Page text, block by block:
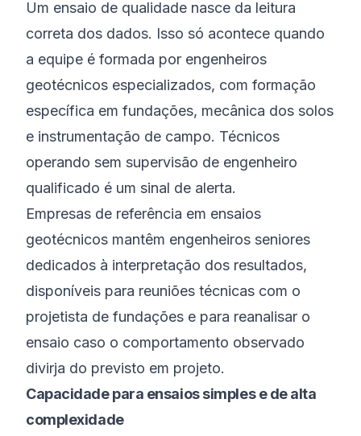
Um ensaio de qualidade nasce da leitura
correta dos dados. Isso só acontece quando
a equipe é formada por engenheiros
geotécnicos especializados, com formação
específica em fundações, mecânica dos solos
e instrumentação de campo. Técnicos
operando sem supervisão de engenheiro
qualificado é um sinal de alerta.
Empresas de referência em ensaios
geotécnicos mantêm engenheiros seniores
dedicados à interpretação dos resultados,
disponíveis para reuniões técnicas com o
projetista de fundações e para reanalisar o
ensaio caso o comportamento observado
divirja do previsto em projeto.
Capacidade para ensaios simples e de alta
complexidade